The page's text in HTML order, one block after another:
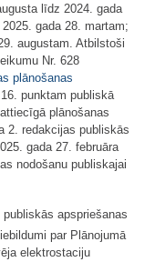
līdz 2024. gada
gada 28. martam;
augustam. Atbilstoši
Nr. 628
plānošanas
punktam publiskā
plānošanas
2. redakcijas publiskās
gada 27. februāra
nodošanu publiskajai
apspriešanas
par Plānojumā
elektrostaciju